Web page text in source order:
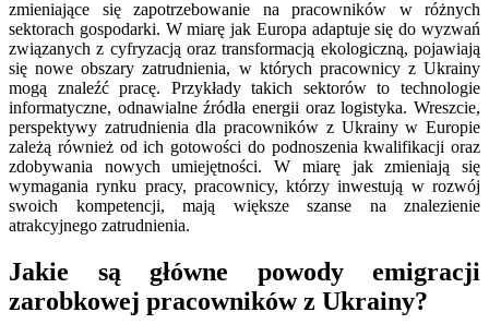
zmieniające się zapotrzebowanie na pracowników w różnych
sektorach gospodarki. W miarę jak Europa adaptuje się do wyzwań
związanych z cyfryzacją oraz transformacją ekologiczną, pojawiają
się nowe obszary zatrudnienia, w których pracownicy z Ukrainy
mogą znaleźć pracę. Przykłady takich sektorów to technologie
informatyczne, odnawialne źródła energii oraz logistyka. Wreszcie,
perspektywy zatrudnienia dla pracowników z Ukrainy w Europie
zależą również od ich gotowości do podnoszenia kwalifikacji oraz
zdobywania nowych umiejętności. W miarę jak zmieniają się
wymagania rynku pracy, pracownicy, którzy inwestują w rozwój
swoich kompetencji, mają większe szanse na znalezienie
atrakcyjnego zatrudnienia.
Jakie są główne powody emigracji
zarobkowej pracowników z Ukrainy?